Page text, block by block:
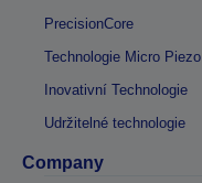
PrecisionCore
Technologie Micro Piezo
Inovativní Technologie
Udržitelné technologie
Company